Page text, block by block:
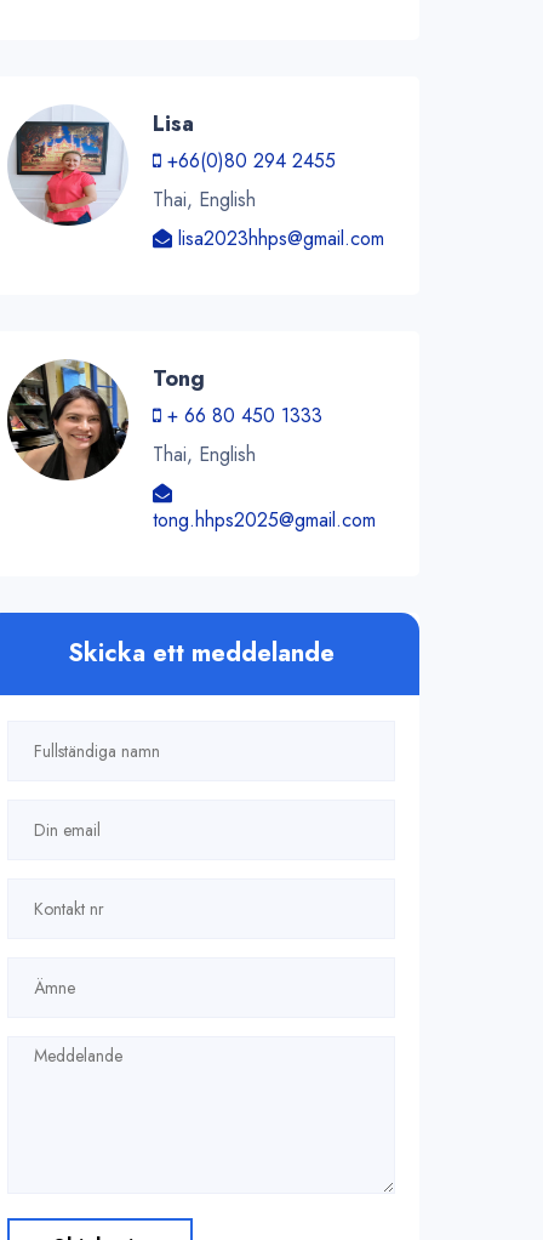
Lisa
+66(0)80 294 2455
Thai, English
lisa2023hhps@gmail.com
Tong
+ 66 80 450 1333
Thai, English
tong.hhps2025@gmail.com
Skicka ett meddelande